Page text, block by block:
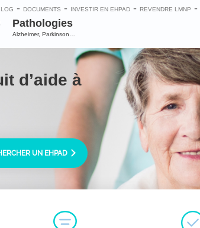
- DOCUMENTS - INVESTIR EN EHPAD- REVENDRE LMNP -
Pathologies
Alzheimer, Parkinson…
d’aide à
UN EHPAD